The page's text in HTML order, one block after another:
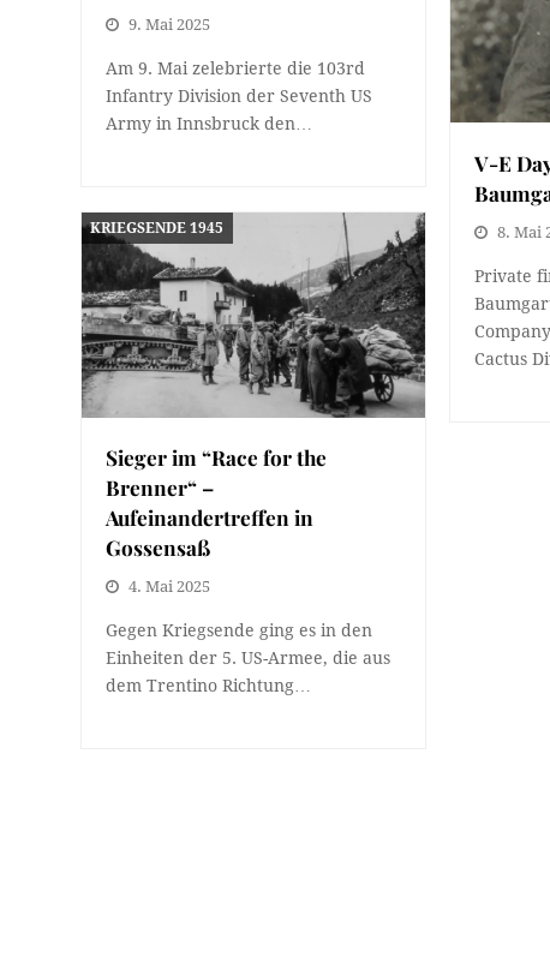
9. Mai 2025
Am 9. Mai zelebrierte die 103rd
Infantry Division der Seventh US
Army in Innsbruck den…
V-E
8. Mai
Private
Cactus
KRIEGSENDE 1945
Sieger im “Race for the
Brenner“ –
Aufeinandertreffen in
Gossensaß
4. Mai 2025
Gegen Kriegsende ging es in den
Einheiten der 5. US-Armee, die aus
dem Trentino Richtung…